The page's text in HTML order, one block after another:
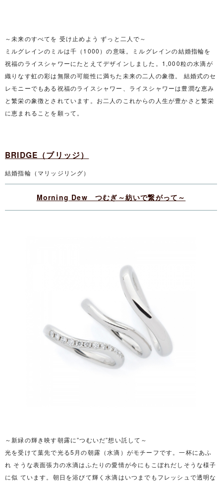
～未来のすべてを 受け止めよう ずっと二人で～
ミルグレインのミルは千（1000）の意味。ミルグレインの結婚指輪を
祝福のライスシャワーにたとえてデザインしました。1,000粒の水滴が
織りなす虹の彩は無限の可能性に満ちた未来の二人の象徴。 結婚式のセ
レモニーでもある祝福のライスシャワー、ライスシャワーは豊潤な恵み
と繁栄の象徴とされています。お二人のこれからの人生が豊かさと繁栄
に恵まれることを願って。
BRIDGE（ブリッジ）
結婚指輪（マリッジリング）
Morning Dew つむぎ～紡いで繋がって～
～新緑の輝き映す朝露に”つむいだ”想い託して～
光を受けて葉先で光る5月の朝露（水滴）がモチーフです。一杯にあふ
れ そうな表面張力の水滴はふたりの愛情が今にもこぼれだしそうな様子
に似 ています。朝日を浴びて輝く水滴はいつまでもフレッシュで透明な